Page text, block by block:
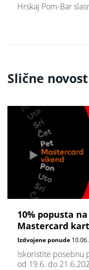
Hrskaj Pom-Bar
Slične
10% popusta
Mastercard
Izdvojene ponude
Iskoristite posebnu
od 19.6. do